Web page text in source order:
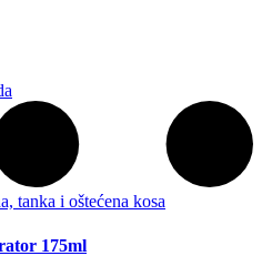
tanka i oštećena kosa
175ml